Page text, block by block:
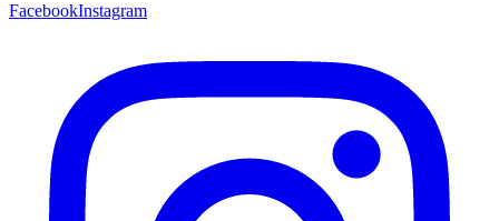
FacebookInstagram